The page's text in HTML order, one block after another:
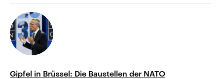
Gipfel in Brüssel: Die Baustellen der NATO